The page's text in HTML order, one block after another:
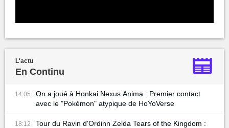
L'actu
En Continu
14:05
On a joué à Honkai Nexus Anima : Premier contact
avec le "Pokémon" atypique de HoYoVerse
18:12
Tour du Ravin d'Ordinn Zelda Tears of the Kingdom :